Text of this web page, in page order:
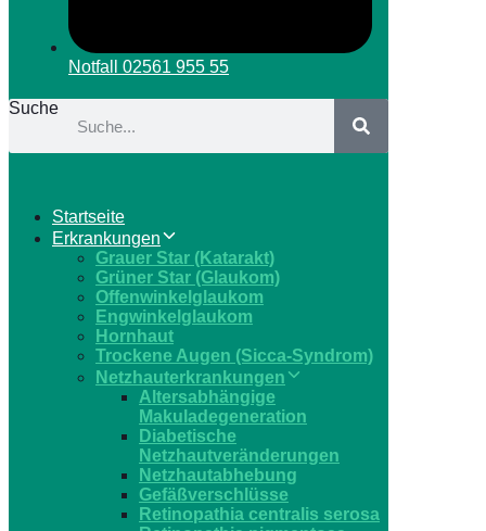
Notfall 02561 955 55
Suche
Startseite
Erkrankungen
Grauer Star (Katarakt)
Grüner Star (Glaukom)
Offenwinkelglaukom
Engwinkelglaukom
Hornhaut
Trockene Augen (Sicca-Syndrom)
Netzhauterkrankungen
Altersabhängige
Makuladegeneration
Diabetische
Netzhautveränderungen
Netzhautabhebung
Gefäßverschlüsse
Retinopathia centralis serosa